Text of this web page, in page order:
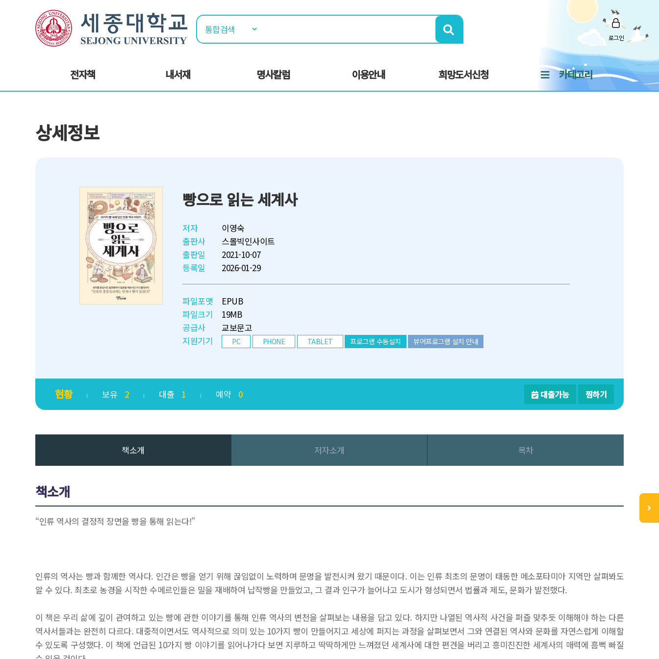
로그인
전자책 내서재 명사칼럼 이용안내 희망도서신청 카테고리
상세정보
빵으로 읽는 세계사
저자
이영숙
출판사
스몰빅인사이트
출판일
2021-10-07
등록일
2026-01-29
파일포맷
EPUB
파일크기
19MB
공급사
교보문고
지원기기
PC PHONE TABLET 프로그램 수동설치 뷰어프로그램 설치 안내
현황 보유 2 대출 1 예약 0 대출가능 찜하기
책소개 저자소개 목차
책소개
“인류 역사의 결정적 장면을 빵을 통해 읽는다!”
인류의 역사는 빵과 함께한 역사다. 인간은 빵을 얻기 위해 끊임없이 노력하며 문명을 발전시켜 왔기 때문이다. 이는 인류 최초의 문명이 태동한 메소포타미아 지역만 살펴봐도
알 수 있다. 최초로 농경을 시작한 수메르인들은 밀을 재배하여 납작빵을 만들었고, 그 결과 인구가 늘어나고 도시가 형성되면서 법률과 제도, 문화가 발전했다.
이 책은 우리 삶에 깊이 관여하고 있는 빵에 관한 이야기를 통해 인류 역사의 변천을 살펴보는 내용을 담고 있다. 하지만 나열된 역사적 사건을 퍼즐 맞추듯 이해해야 하는 다른
역사서들과는 완전히 다르다. 대중적이면서도 역사적으로 의미 있는 10가지 빵이 만들어지고 세상에 퍼지는 과정을 살펴보면서 그와 연결된 역사와 문화를 자연스럽게 이해할
수 있도록 구성했다. 이 책에 언급된 10가지 빵 이야기를 읽어나가다 보면 지루하고 딱딱하게만 느껴졌던 세계사에 대한 편견을 버리고 흥미진진한 세계사의 매력에 흠뻑 빠질